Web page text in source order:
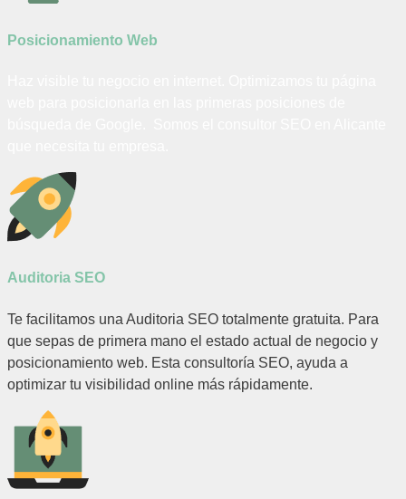
Posicionamiento Web
Auditoria SEO
Te facilitamos una Auditoria SEO totalmente gratuita. Para
que sepas de primera mano el estado actual de negocio y
posicionamiento web. Esta consultoría SEO, ayuda a
optimizar tu visibilidad online más rápidamente.